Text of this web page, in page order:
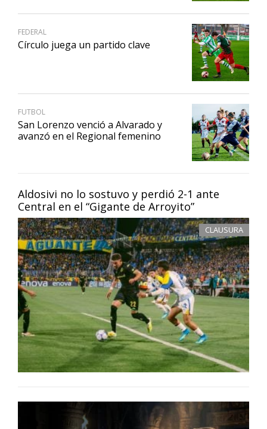
Aldosivi no lo sostuvo y perdió 2-1 ante
Central en el “Gigante de Arroyito”
CLAUSURA
FEDERAL
Círculo juega un partido clave
FUTBOL
San Lorenzo venció a Alvarado y
avanzó en el Regional femenino